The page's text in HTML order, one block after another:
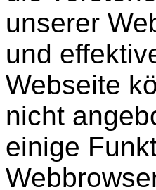
unserer
und
Webseite
nicht
einige